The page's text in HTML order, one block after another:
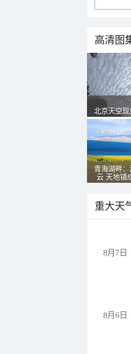
高清图
北京天空
青海湖畔
云 天地铺
重大天
8月7日
8月6日